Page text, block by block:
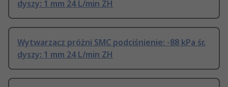
dyszy: 1 mm 24 L/min ZH
Wytwarzacz próżni SMC podciśnienie: -88 kPa śr.
dyszy: 1 mm 24 L/min ZH